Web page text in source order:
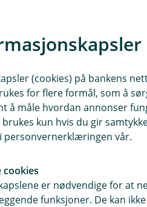
bli omregnet
ditt til et kjøp i Frankrike:
120,41 kroner
per euro
kjøpstidspunktet
(cookies) på bankens
for flere formål, som å
å måle hvordan annonser
kun hvis du gir
personvernerklæringen vår.
cookies
er nødvendige for at
funksjoner. De kan